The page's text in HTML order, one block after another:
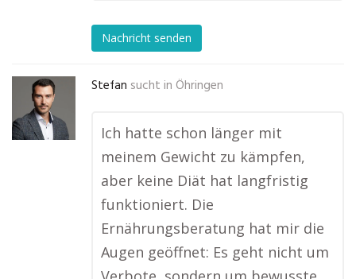
Nachricht senden
Stefan sucht in Öhringen
Ich hatte schon länger mit
meinem Gewicht zu kämpfen,
aber keine Diät hat langfristig
funktioniert. Die
Ernährungsberatung hat mir die
Augen geöffnet: Es geht nicht um